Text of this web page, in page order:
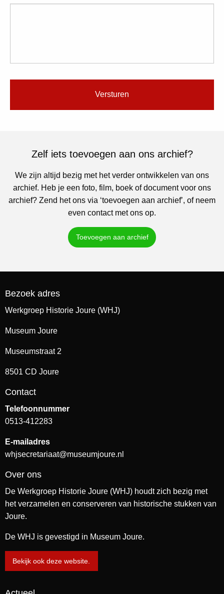
Zelf iets toevoegen aan ons archief?
We zijn altijd bezig met het verder ontwikkelen van ons
archief. Heb je een foto, film, boek of document voor ons
archief? Zend het ons via ‘toevoegen aan archief’, of neem
even contact met ons op.
Toevoegen aan archief
Bezoek adres
Werkgroep Historie Joure (WHJ)
Museum Joure
Museumstraat 2
8501 CD Joure
Contact
Telefoonnummer
0513-412283
E-mailadres
whjsecretariaat@museumjoure.nl
Over ons
De Werkgroep Historie Joure (WHJ) houdt zich bezig met
het verzamelen en conserveren van historische stukken van
Joure.
De WHJ is gevestigd in Museum Joure.
Bekijk ook deze website.